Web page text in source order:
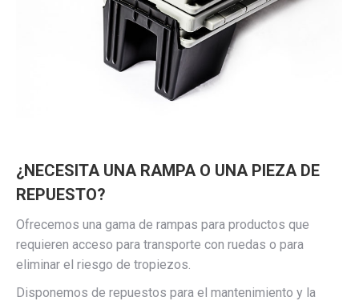
¿NECESITA UNA RAMPA O UNA PIEZA DE
REPUESTO?
Ofrecemos una gama de rampas para productos que
requieren acceso para transporte con ruedas o para
eliminar el riesgo de tropiezos.
Disponemos de repuestos para el mantenimiento y la